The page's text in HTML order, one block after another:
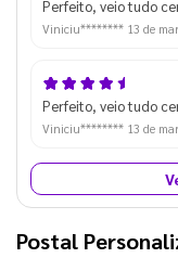
Perfeito, veio tudo
Viniciu******** 13 de
Perfeito, veio tudo
Viniciu******** 13 de
Postal